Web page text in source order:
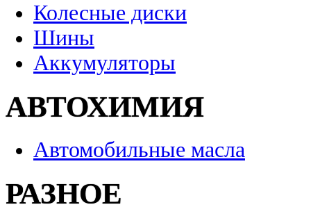
Колесные диски
Шины
Аккумуляторы
АВТОХИМИЯ
Автомобильные масла
РАЗНОЕ